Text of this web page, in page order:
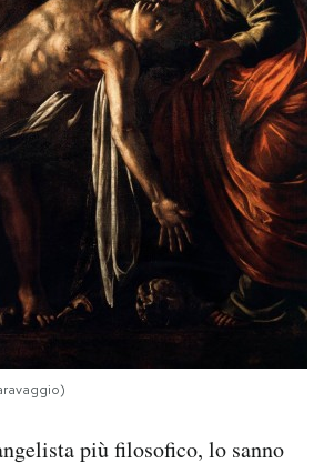
più filosofico, lo sanno